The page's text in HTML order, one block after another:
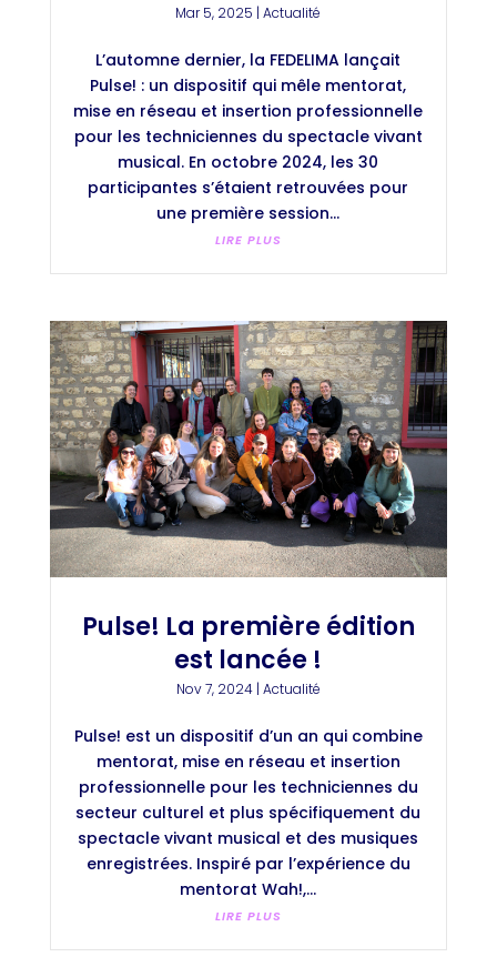
Mar 5, 2025 |Actualité
L’automne dernier, la FEDELIMA lançait
Pulse! : un dispositif qui mêle mentorat,
mise en réseau et insertion professionnelle
pour les techniciennes du spectacle vivant
musical. En octobre 2024, les 30
participantes s’étaient retrouvées pour
une première session...
LIRE PLUS
Pulse! La première édition
est lancée !
Nov 7, 2024| Actualité
Pulse! est un dispositif d’un an qui combine
mentorat, mise en réseau et insertion
professionnelle pour les techniciennes du
secteur culturel et plus spécifiquement du
spectacle vivant musical et des musiques
enregistrées. Inspiré par l’expérience du
mentorat Wah!,...
LIRE PLUS